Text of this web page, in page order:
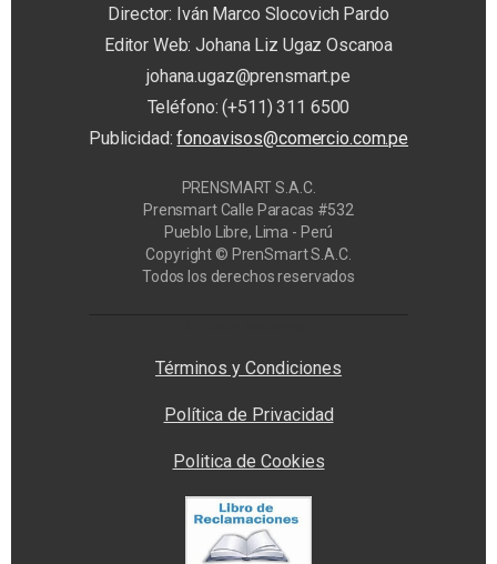
Director: Iván Marco Slocovich Pardo
Editor Web: Johana Liz Ugaz Oscanoa
johana.ugaz@prensmart.pe
Teléfono: (+511) 311 6500
Publicidad:fonoavisos@comercio.com.pe
PRENSMART S.A.C.
Prensmart Calle Paracas #532
Pueblo Libre, Lima - Perú
Copyright © PrenSmart S.A.C.
Todos los derechos reservados
Términos y Condiciones
Política de Privacidad
Politica de Cookies